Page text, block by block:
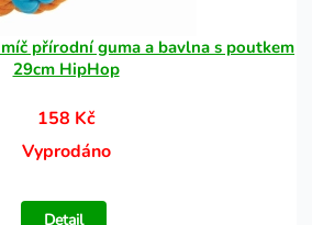
přírodní guma a bavlna s poutkem
29cm HipHop
158 Kč
Vyprodáno
Detail